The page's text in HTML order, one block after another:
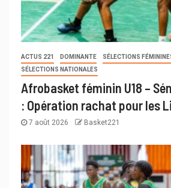
ACTUS 221 DOMINANTE
SÉLECTIONS
SÉLECTIONS NATIONALES
Afrobasket féminin U18 –
: Opération rachat pour les
7 août 2026 Basket221